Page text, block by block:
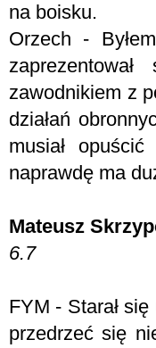
na boisku.
Orzech -
zawodnikiem z
działań
musiał
naprawdę ma
Mateusz
6.7
FYM - Starał
przedrzeć się